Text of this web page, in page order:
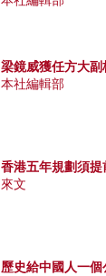
梁鏡威獲任方大
本社編輯部
香港五年規劃須
來文
歷史給中國人一個